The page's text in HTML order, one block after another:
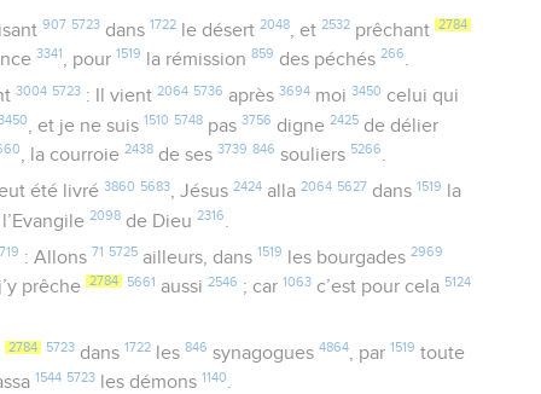
907 5723dans 1722le désert 2048, et 2532prêchant 2784
3341 , pour 1519 la rémission859 des péchés266.
3004 5723: Il vient 2064 5736 après 3694moi 3450 celui qui
, et je ne suis 1510 5748 pas3756 digne2425 de délier
, la courroie2438 de ses3739 846 souliers 5266.
été livré 3860 5683, Jésus 2424alla 2064 5627 dans 1519
la
l’Evangile2098 de Dieu2316
: Allons 71 5725ailleurs, dans 1519 les bourgades 2969
j’y prêche 2784 5661 aussi2546 ; car1063 c’est pour cela 5124
2784 5723dans 1722les 846 synagogues 4864, par 1519 toute
1544 5723 les démons1140.